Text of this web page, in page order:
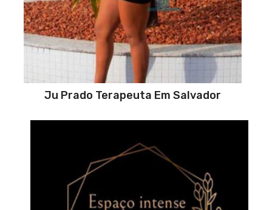
Ju Prado Terapeuta Em Salvador